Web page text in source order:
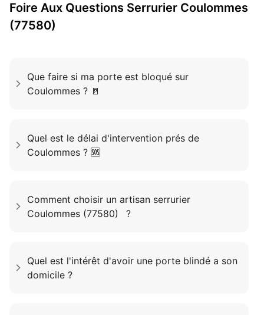
Foire Aux Questions Serrurier Coulommes
(77580)
Que faire si ma porte est bloqué sur
Coulommes ? 🚪
Quel est le délai d'intervention prés de
Coulommes ? 🆘
Comment choisir un artisan serrurier
Coulommes (77580) ?
Quel est l'intérêt d'avoir une porte blindé a son
domicile ?